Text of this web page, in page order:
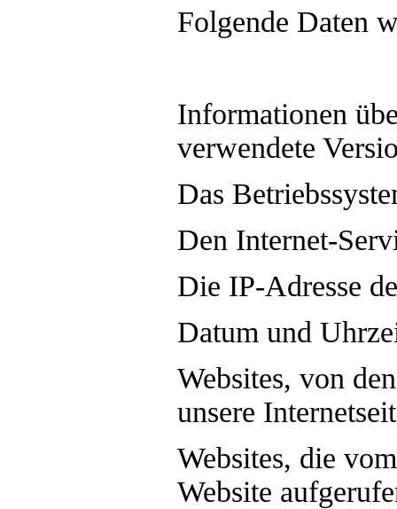
Folgende Daten
Informationen
verwendete
Das
Den Internet-
Die IP-Adresse
Datum und
Websites, von
unsere
Websites, die
Website